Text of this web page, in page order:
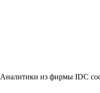
Аналитики из фирмы IDC